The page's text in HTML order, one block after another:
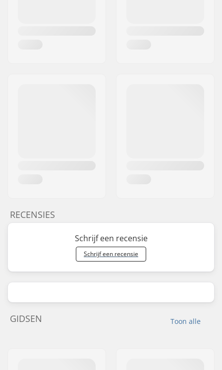
RECENSIES
Schrijf een recensie
Schrijf een recensie
Toon alle
GIDSEN